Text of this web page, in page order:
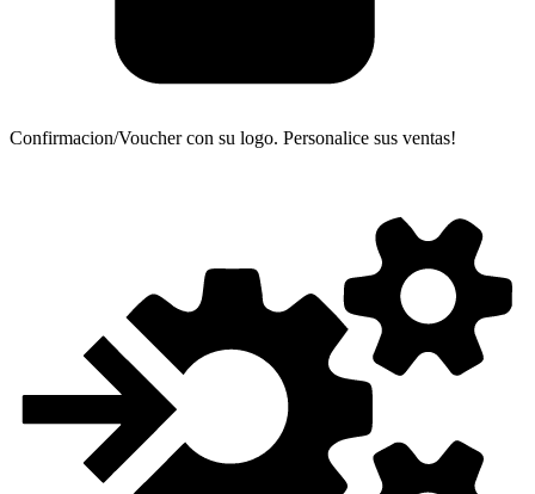
Confirmacion/Voucher con su logo. Personalice sus ventas!